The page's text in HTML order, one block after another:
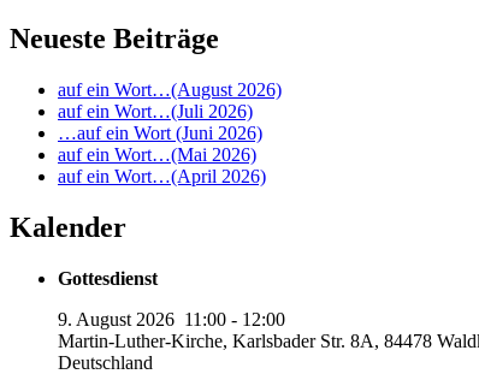
Neueste Beiträge
auf ein Wort…(August 2026)
auf ein Wort…(Juli 2026)
…auf ein Wort (Juni 2026)
auf ein Wort…(Mai 2026)
auf ein Wort…(April 2026)
Kalender
Gottesdienst
9. August 2026 11:00 - 12:00
Martin-Luther-Kirche, Karlsbader Str. 8A, 84478
Deutschland